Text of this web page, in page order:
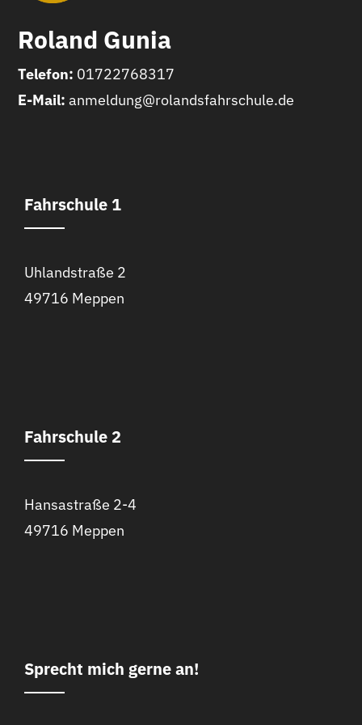
Roland Gunia
Telefon: 01722768317
E-Mail: anmeldung@rolandsfahrschule.de
Fahrschule 1
Uhlandstraße 2
49716 Meppen
Fahrschule 2
Hansastraße 2-4
49716 Meppen
Sprecht mich gerne an!